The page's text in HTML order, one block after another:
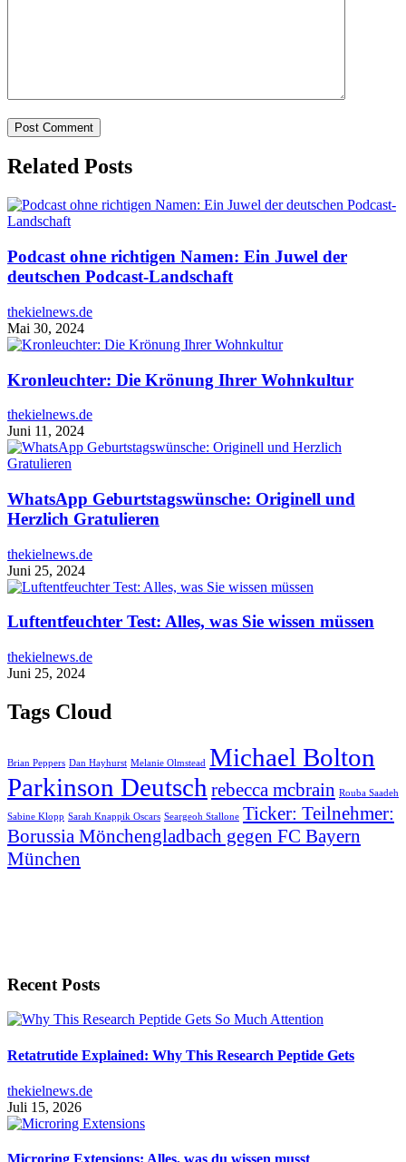
Related Posts
Podcast ohne richtigen Namen: Ein Juwel der
deutschen Podcast-Landschaft
thekielnews.de
Mai 30, 2024
Kronleuchter: Die Krönung Ihrer Wohnkultur
thekielnews.de
Juni 11, 2024
WhatsApp Geburtstagswünsche: Originell und
Herzlich Gratulieren
thekielnews.de
Juni 25, 2024
Luftentfeuchter Test: Alles, was Sie wissen müssen
thekielnews.de
Juni 25, 2024
Tags Cloud
Brian Peppers Dan Hayhurst Melanie Olmstead Michael Bolton
Parkinson Deutsch rebecca mcbrain Rouba Saadeh
Sabine Klopp Sarah Knappik Oscars Seargeoh Stallone Ticker: Teilnehmer:
Borussia Mönchengladbach gegen FC Bayern
München
Recent Posts
Retatrutide Explained: Why This Research Peptide Gets
thekielnews.de
Juli 15, 2026